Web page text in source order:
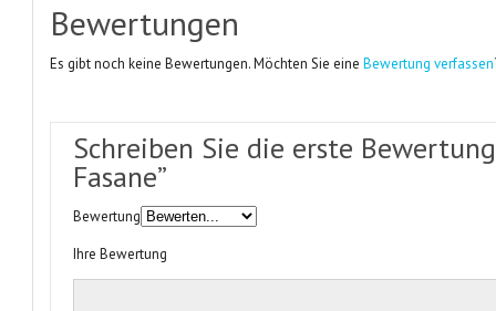
Bewertungen
Es gibt noch keine Bewertungen. Möchten Sie eineBewertung verfassen
Schreiben Sie die erste Bewertung
Fasane”
Bewertung
Ihre Bewertung